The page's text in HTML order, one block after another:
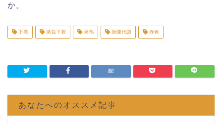
か。
下着 勝負下着 巣鴨 新陳代謝 赤色
あなたへのオススメ記事